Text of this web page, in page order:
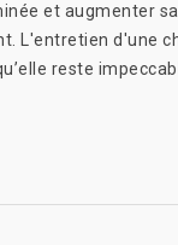
et augmenter
L'entretien d'une
reste